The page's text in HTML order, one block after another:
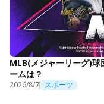
MLB(メジャーリーグ)
ームは？
2026/8/7 スポーツ